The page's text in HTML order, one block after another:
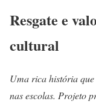
Resgate e
cultural
Uma rica história que
nas escolas. Projeto